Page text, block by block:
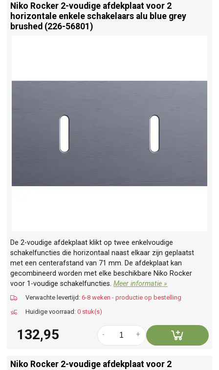
Niko Rocker 2-voudige afdekplaat voor 2
horizontale enkele schakelaars alu blue grey
brushed (226-56801)
De 2-voudige afdekplaat klikt op twee enkelvoudige
schakelfuncties die horizontaal naast elkaar zijn geplaatst
met een centerafstand van 71 mm. De afdekplaat kan
gecombineerd worden met elke beschikbare Niko Rocker
voor 1-voudige schakelfuncties.Meer informatie »
Verwachte levertijd: 6-8 weken - productie op bestelling
Huidige voorraad: 0 stuk(s)
132,95 +
-
Niko Rocker 2-voudige afdekplaat voor 2